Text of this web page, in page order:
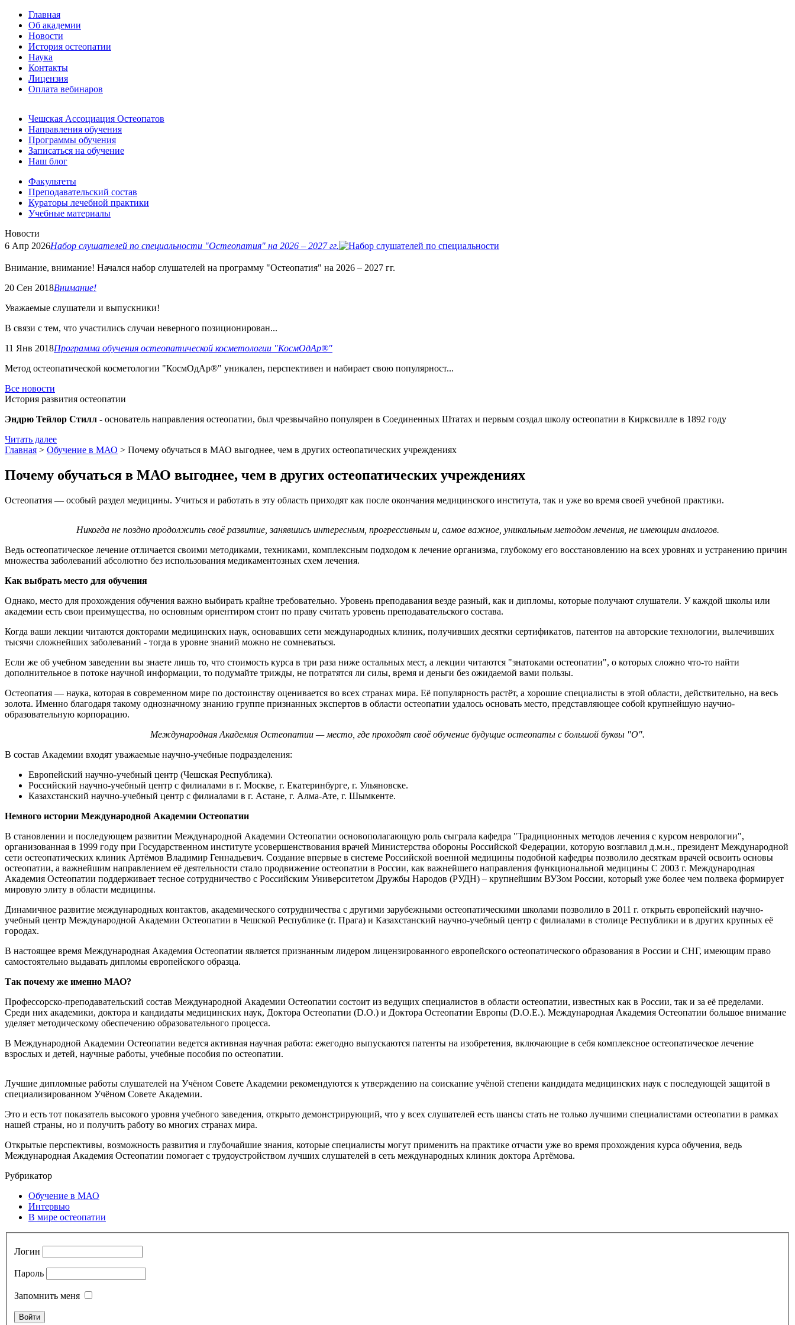
Главная
Об академии
Новости
История остеопатии
Наука
Контакты
Лицензия
Оплата вебинаров
Чешская Ассоциация Остеопатов
Направления обучения
Программы обучения
Записаться на обучение
Наш блог
Факультеты
Преподавательский состав
Кураторы лечебной практики
Учебные материалы
Новости
6 Апр 2026Набор слушателей по специальности "Остеопатия" на 2026 – 2027 гг.
Внимание, внимание! Начался набор слушателей на программу "Остеопатия" на 2026 – 2027 гг.
20 Сен 2018Внимание!
Уважаемые слушатели и выпускники!
В связи с тем, что участились случаи неверного позиционирован...
11 Янв 2018Программа обучения остеопатической косметологии "КосмОдАр®"
Метод остеопатической косметологии "КосмОдАр®" уникален, перспективен и набирает свою популярност...
Все новости
История развития остеопатии
Эндрю Тейлор Стилл - основатель направления остеопатии, был чрезвычайно популярен в Соединенных Штатах и первым создал школу остеопатии в Кирксвилле в 1892 году
Читать далее
Главная > Обучение в МАО > Почему обучаться в МАО выгоднее, чем в других остеопатических учреждениях
Почему обучаться в МАО выгоднее, чем в других остеопатических учреждениях
Остеопатия — особый раздел медицины. Учиться и работать в эту область приходят как после окончания медицинского института, так и уже во время своей учебной практики.
Никогда не поздно продолжить своё развитие, занявшись интересным, прогрессивным и, самое важное, уникальным методом лечения, не имеющим аналогов.
Ведь остеопатическое лечение отличается своими методиками, техниками, комплексным подходом к лечение организма, глубокому его восстановлению на всех уровнях и устранению причин
множества заболеваний абсолютно без использования медикаментозных схем лечения.
Как выбрать место для обучения
Однако, место для прохождения обучения важно выбирать крайне требовательно. Уровень преподавания везде разный, как и дипломы, которые получают слушатели. У каждой школы или
академии есть свои преимущества, но основным ориентиром стоит по праву считать уровень преподавательского состава.
Когда ваши лекции читаются докторами медицинских наук, основавших сети международных клиник, получивших десятки сертификатов, патентов на авторские технологии, вылечивших
тысячи сложнейших заболеваний - тогда в уровне знаний можно не сомневаться.
Если же об учебном заведении вы знаете лишь то, что стоимость курса в три раза ниже остальных мест, а лекции читаются "знатоками остеопатии", о которых сложно что-то найти
дополнительное в потоке научной информации, то подумайте трижды, не потратятся ли силы, время и деньги без ожидаемой вами пользы.
Остеопатия — наука, которая в современном мире по достоинству оценивается во всех странах мира. Её популярность растёт, а хорошие специалисты в этой области, действительно, на весь
золота. Именно благодаря такому однозначному знанию группе признанных экспертов в области остеопатии удалось основать место, представляющее собой крупнейшую научно-
образовательную корпорацию.
Международная Академия Остеопатии — место, где проходят своё обучение будущие остеопаты с большой буквы "О".
В состав Академии входят уважаемые научно-учебные подразделения:
Европейский научно-учебный центр (Чешская Республика).
Российский научно-учебный центр с филиалами в г. Москве, г. Екатеринбурге, г. Ульяновске.
Казахстанский научно-учебный центр с филиалами в г. Астане, г. Алма-Ате, г. Шымкенте.
Немного истории Международной Академии Остеопатии
В становлении и последующем развитии Международной Академии Остеопатии основополагающую роль сыграла кафедра "Традиционных методов лечения с курсом неврологии",
организованная в 1999 году при Государственном институте усовершенствования врачей Министерства обороны Российской Федерации, которую возглавил д.м.н., президент Международной
сети остеопатических клиник Артёмов Владимир Геннадьевич. Создание впервые в системе Российской военной медицины подобной кафедры позволило десяткам врачей освоить основы
остеопатии, а важнейшим направлением её деятельности стало продвижение остеопатии в России, как важнейшего направления функциональной медицины С 2003 г. Международная
Академия Остеопатии поддерживает тесное сотрудничество с Российским Университетом Дружбы Народов (РУДН) – крупнейшим ВУЗом России, который уже более чем полвека формирует
мировую элиту в области медицины.
Динамичное развитие международных контактов, академического сотрудничества с другими зарубежными остеопатическими школами позволило в 2011 г. открыть европейский научно-
учебный центр Международной Академии Остеопатии в Чешской Республике (г. Прага) и Казахстанский научно-учебный центр с филиалами в столице Республики и в других крупных её
городах.
В настоящее время Международная Академия Остеопатии является признанным лидером лицензированного европейского остеопатического образования в России и СНГ, имеющим право
самостоятельно выдавать дипломы европейского образца.
Так почему же именно МАО?
Профессорско-преподавательский состав Международной Академии Остеопатии состоит из ведущих специалистов в области остеопатии, известных как в России, так и за её пределами.
Среди них академики, доктора и кандидаты медицинских наук, Доктора Остеопатии (D.O.) и Доктора Остеопатии Европы (D.O.E.). Международная Академия Остеопатии большое внимание
уделяет методическому обеспечению образовательного процесса.
В Международной Академии Остеопатии ведется активная научная работа: ежегодно выпускаются патенты на изобретения, включающие в себя комплексное остеопатическое лечение
взрослых и детей, научные работы, учебные пособия по остеопатии.
Лучшие дипломные работы слушателей на Учёном Совете Академии рекомендуются к утверждению на соискание учёной степени кандидата медицинских наук с последующей защитой в
специализированном Учёном Совете Академии.
Это и есть тот показатель высокого уровня учебного заведения, открыто демонстрирующий, что у всех слушателей есть шансы стать не только лучшими специалистами остеопатии в рамках
нашей страны, но и получить работу во многих странах мира.
Открытые перспективы, возможность развития и глубочайшие знания, которые специалисты могут применить на практике отчасти уже во время прохождения курса обучения, ведь
Международная Академия Остеопатии помогает с трудоустройством лучших слушателей в сеть международных клиник доктора Артёмова.
Рубрикатор
Обучение в МАО
Интервью
В мире остеопатии
Логин
Пароль
Запомнить меня